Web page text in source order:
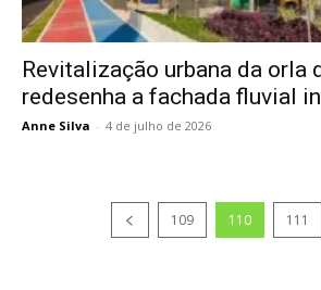
Revitalização urbana da orla
redesenha a fachada fluvial
Anne Silva - 4 de julho de 2026
109 110 111